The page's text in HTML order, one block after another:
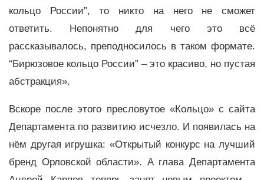
кольцо России”, то никто на него не сможет
ответить. Непонятно для чего это всё
рассказывалось, преподносилось в таком формате.
“Бирюзовое кольцо России” – это красиво, но пустая
абстракция».
Вскоре после этого пресловутое «Кольцо» с сайта
Департамента по развитию исчезло. И появилась на
нём другая игрушка: «Открытый конкурс на лучший
бренд Орловской области». А глава Департамента